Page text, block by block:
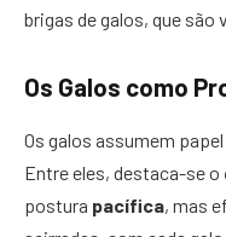
brigas de galos, que
Os Galos como
Os galos assumem
Entre eles, destaca-se o
postura pacífica, mas